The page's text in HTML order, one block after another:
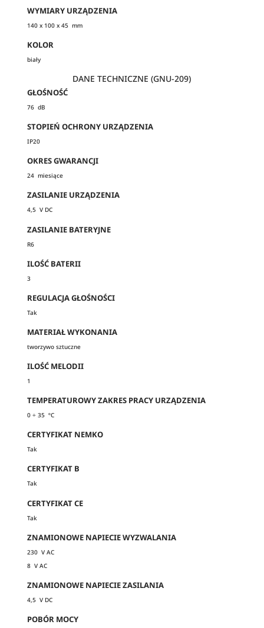
WYMIARY URZĄDZENIA
140 x 100 x 45 mm
KOLOR
biały
DANE TECHNICZNE (GNU-209)
GŁOŚNOŚĆ
76 dB
STOPIEŃ OCHRONY URZĄDZENIA
IP20
OKRES GWARANCJI
24 miesiące
ZASILANIE URZĄDZENIA
4,5 V DC
ZASILANIE BATERYJNE
R6
ILOŚĆ BATERII
3
REGULACJA GŁOŚNOŚCI
Tak
MATERIAŁ WYKONANIA
tworzywo sztuczne
ILOŚĆ MELODII
1
TEMPERATUROWY ZAKRES PRACY URZĄDZENIA
0 ÷ 35 ºC
CERTYFIKAT NEMKO
Tak
CERTYFIKAT B
Tak
CERTYFIKAT CE
Tak
ZNAMIONOWE NAPIECIE WYZWALANIA
230 V AC
8 V AC
ZNAMIONOWE NAPIECIE ZASILANIA
4,5 V DC
POBÓR MOCY